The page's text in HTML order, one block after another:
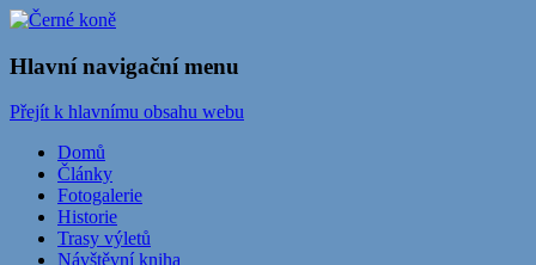
Černé koně
Černotín
Hlavní navigační menu
Přejít k hlavnímu obsahu webu
Domů
Články
Fotogalerie
Historie
Trasy výletů
Návštěvní kniha